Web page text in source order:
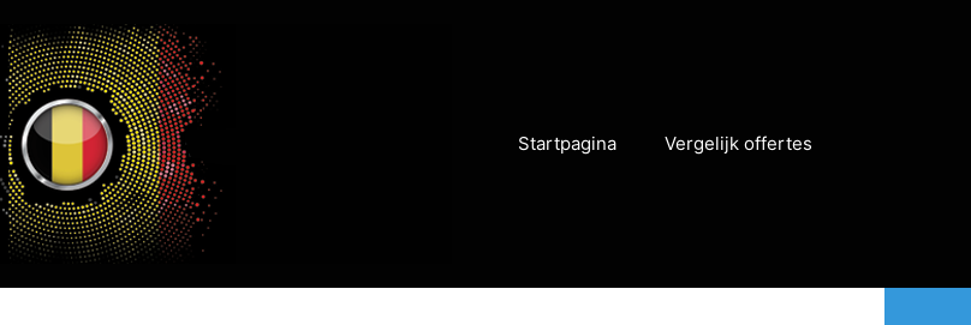
Startpagina Vergelijk offertes